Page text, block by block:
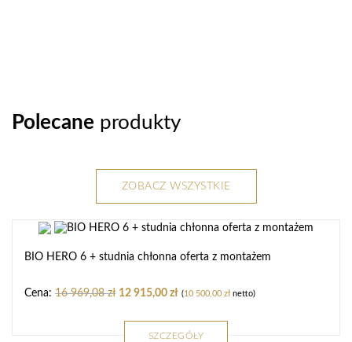
Polecane produkty
ZOBACZ WSZYSTKIE
BIO HERO 6 + studnia chłonna oferta z montażem
16 969,08zł 12 915,00 zł (10 500,00 złnetto)
SZCZEGÓŁY